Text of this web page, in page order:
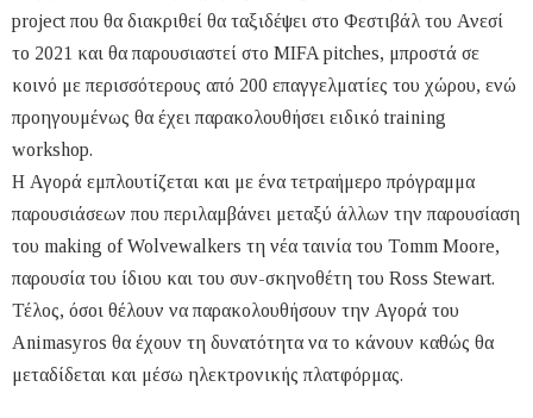
project που θα διακριθεί θα ταξιδέψει στο Φεστιβάλ του Ανεσί
το 2021 και θα παρουσιαστεί στο MIFA pitches, μπροστά σε
κοινό με περισσότερους από 200 επαγγελματίες του χώρου, ενώ
προηγουμένως θα έχει παρακολουθήσει ειδικό training
workshop.
Η Αγορά εμπλουτίζεται και με ένα τετραήμερο πρόγραμμα
παρουσιάσεων που περιλαμβάνει μεταξύ άλλων την παρουσίαση
του making of Wolvewalkers τη νέα ταινία του Tomm Moore,
παρουσία του ίδιου και του συν-σκηνοθέτη του Ross Stewart.
Τέλος, όσοι θέλουν να παρακολουθήσουν την Αγορά του
Animasyros θα έχουν τη δυνατότητα να το κάνουν καθώς θα
μεταδίδεται και μέσω ηλεκτρονικής πλατφόρμας.